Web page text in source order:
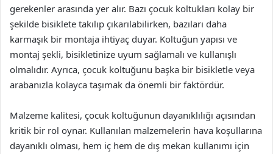
gerekenler arasında yer alır. Bazı çocuk koltukları kolay bir
şekilde bisiklete takılıp çıkarılabilirken, bazıları daha
karmaşık bir montaja ihtiyaç duyar. Koltuğun yapısı ve
montaj şekli, bisikletinize uyum sağlamalı ve kullanışlı
olmalıdır. Ayrıca, çocuk koltuğunu başka bir bisikletle veya
arabanızla kolayca taşımak da önemli bir faktördür.
Malzeme kalitesi, çocuk koltuğunun dayanıklılığı açısından
kritik bir rol oynar. Kullanılan malzemelerin hava koşullarına
dayanıklı olması, hem iç hem de dış mekan kullanımı için